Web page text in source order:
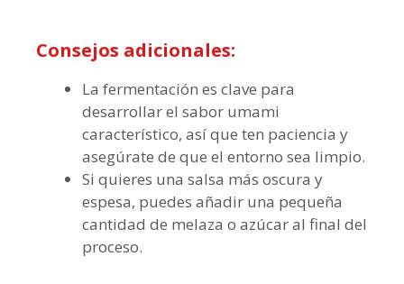
Consejos adicionales:
La fermentación es clave para
desarrollar el sabor umami
característico, así que ten paciencia y
asegúrate de que el entorno sea limpio.
Si quieres una salsa más oscura y
espesa, puedes añadir una pequeña
cantidad de melaza o azúcar al final del
proceso.